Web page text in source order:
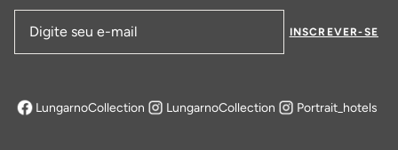
Endereço de email
INSCREVER-SE
LungarnoCollection
abre em uma nova aba
LungarnoCollection Portrait_hotels